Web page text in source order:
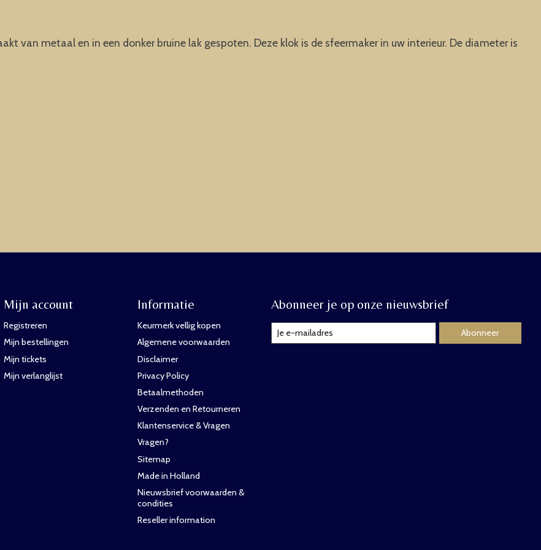
van metaal en in een donker bruine lak gespoten. Deze klok is de sfeermaker in uw interieur. De diameter is
Mijn account
Registreren
Mijn bestellingen
Mijn tickets
Mijn verlanglijst
Informatie
Keurmerk vellig kopen
Algemene voorwaarden
Disclaimer
Privacy Policy
Betaalmethoden
Verzenden en Retourneren
Klantenservice & Vragen
Vragen?
Sitemap
Made in Holland
Nieuwsbrief voorwaarden &
condities
Reseller information
Abonneer je op onze nieuwsbrief
Abonneer